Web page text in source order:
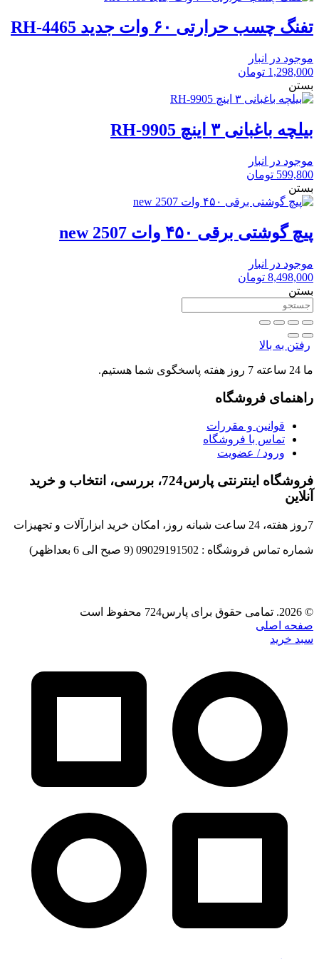
تفنگ چسب حرارتی ۶۰ وات جدید RH-4465
موجود در انبار
1,298,000 تومان
بستن
بیلچه باغبانی ۳ اینچ RH-9905
موجود در انبار
599,800 تومان
بستن
پیچ گوشتی برقی ۴۵۰ وات new 2507
موجود در انبار
8,498,000 تومان
بستن
رفتن به بالا
ما 24 ساعته 7 روز هفته پاسخگوی شما هستیم.
راهنمای فروشگاه
قوانین و مقررات
تماس با فروشگاه
ورود / عضویت
فروشگاه اینترنتی پارس724، بررسی، انتخاب و خرید
آنلاین
7روز هفته، 24 ساعت شبانه روز، امکان خرید ابزارآلات و تجهیزات
شماره تماس فروشگاه : 09029191502 (9 صبح الی 6 بعداظهر)
© 2026. تمامی حقوق برای پارس724 محفوظ است
صفحه اصلی
سبد خرید